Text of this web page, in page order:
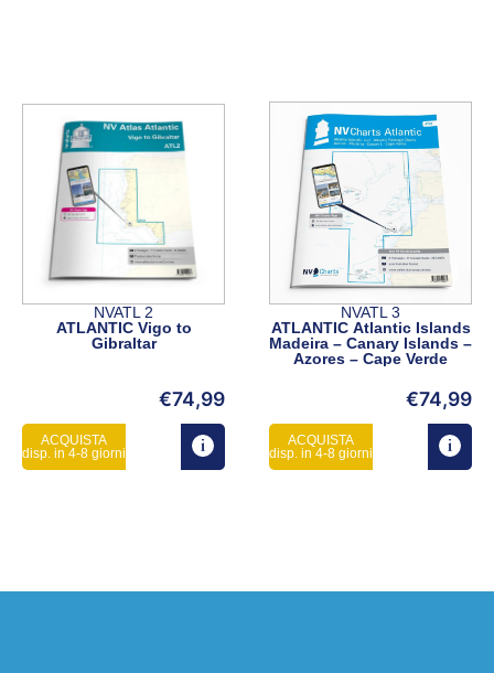
NVATL 2
ATLANTIC Vigo to
Gibraltar
€74,99
ACQUISTA
disp. in 4-8 giorni
NVATL 3
ATLANTIC Atlantic Islands
Madeira – Canary Islands –
Azores – Cape Verde
€74,99
ACQUISTA
disp. in 4-8 giorni